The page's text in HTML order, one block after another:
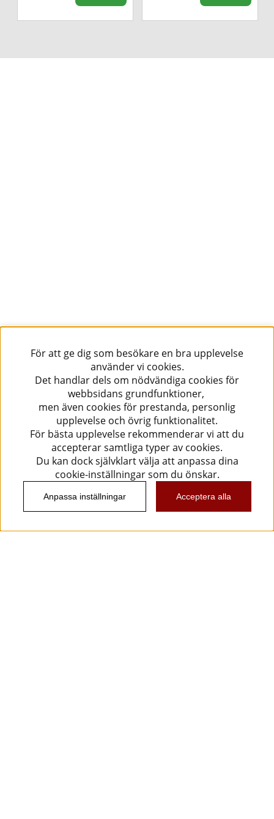
För att ge dig som besökare en bra upplevelse
använder vi cookies.
Det handlar dels om nödvändiga cookies för
webbsidans grundfunktioner,
men även cookies för prestanda, personlig
upplevelse och övrig funktionalitet.
För bästa upplevelse rekommenderar vi att du
accepterar samtliga typer av cookies.
Du kan dock självklart välja att anpassa dina
cookie-inställningar som du önskar.
Anpassa inställningar Acceptera alla